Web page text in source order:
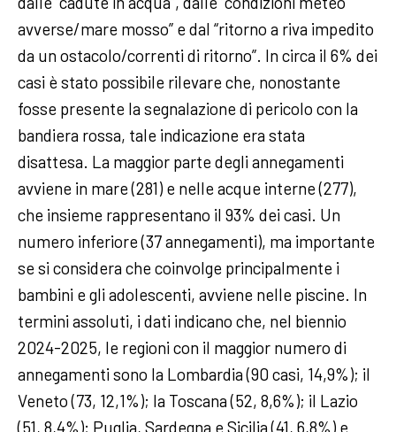
avverse/mare mosso” e dal “ritorno a riva impedito
da un ostacolo/correnti di ritorno”. In circa il 6% dei
casi è stato possibile rilevare che, nonostante
fosse presente la segnalazione di pericolo con la
bandiera rossa, tale indicazione era stata
disattesa. La maggior parte degli annegamenti
avviene in mare (281) e nelle acque interne (277),
che insieme rappresentano il 93% dei casi. Un
numero inferiore (37 annegamenti), ma importante
se si considera che coinvolge principalmente i
bambini e gli adolescenti, avviene nelle piscine. In
termini assoluti, i dati indicano che, nel biennio
2024-2025, le regioni con il maggior numero di
annegamenti sono la Lombardia (90 casi, 14,9%); il
Veneto (73, 12,1%); la Toscana (52, 8,6%); il Lazio
(51, 8,4%); Puglia, Sardegna e Sicilia (41, 6,8%) e